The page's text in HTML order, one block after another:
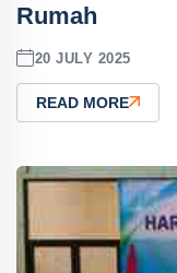
Rumah
20 JULY 2025
READ MORE